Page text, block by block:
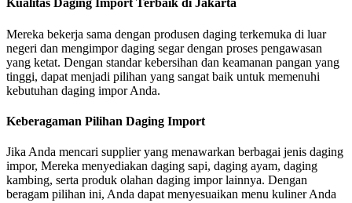
Kualitas Daging Import Terbaik di Jakarta
Mereka bekerja sama dengan produsen daging terkemuka di luar
negeri dan mengimpor daging segar dengan proses pengawasan
yang ketat. Dengan standar kebersihan dan keamanan pangan yang
tinggi, dapat menjadi pilihan yang sangat baik untuk memenuhi
kebutuhan daging impor Anda.
Keberagaman Pilihan Daging Import
Jika Anda mencari supplier yang menawarkan berbagai jenis daging
impor, Mereka menyediakan daging sapi, daging ayam, daging
kambing, serta produk olahan daging impor lainnya. Dengan
beragam pilihan ini, Anda dapat menyesuaikan menu kuliner Anda